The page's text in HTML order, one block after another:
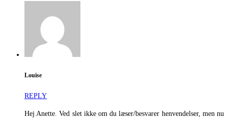
Louise
REPLY
Hej Anette. Ved slet ikke om du læser/besvarer henvendelser, men nu